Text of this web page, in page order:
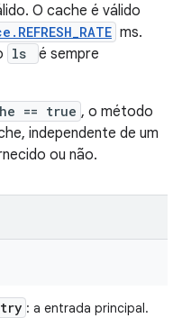
O cache é válido
ms.
ls
é sempre
== true , o método
independente de um
ou não.
: a entrada principal.